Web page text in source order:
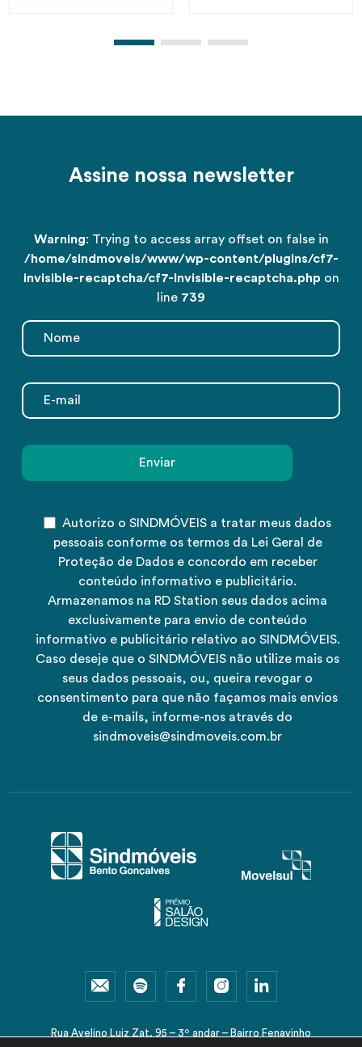
Assine nossa newsletter
Warning: Trying to access array offset on false in
/home/sindmoveis/www/wp-content/plugins/cf7-
invisible-recaptcha/cf7-Invisible-recaptcha.php on
line 739
Autorizo o SINDMÓVEIS a tratar meus dados
pessoais conforme os termos da Lei Geral de
Proteção de Dados e concordo em receber
conteúdo informativo e publicitário.
Armazenamos na RD Station seus dados acima
exclusivamente para envio de conteúdo
informativo e publicitário relativo ao SINDMÓVEIS.
Caso deseje que o SINDMÓVEIS não utilize mais os
seus dados pessoais, ou, queira revogar o
consentimento para que não façamos mais envios
de e-mails, informe-nos através do
sindmoveis@sindmoveis.com.br
Rua Avelino Luiz Zat, 95 – 3º andar – Bairro Fenavinho